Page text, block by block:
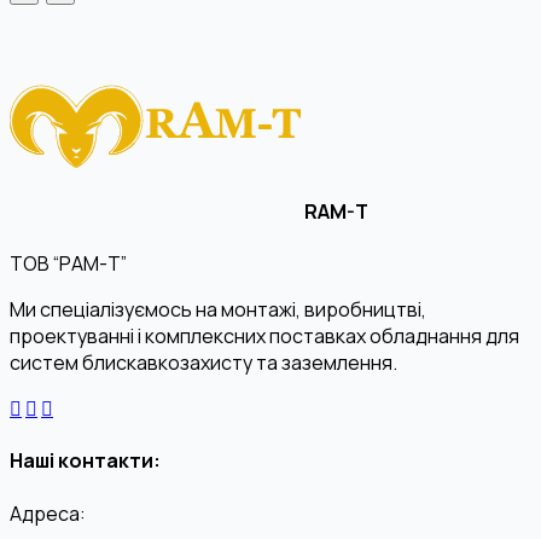
RAM-T
ТОВ “РАМ-Т”
Ми спеціалізуємось на монтажі, виробництві,
проектуванні і комплексних поставках обладнання для
систем блискавкозахисту та заземлення.
Наші контакти:
Адреса: